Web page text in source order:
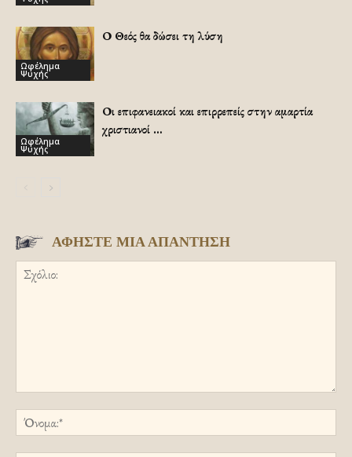
Ωφέλημα
Ψυχής
Ο Θεός θα δώσει τη λύση
Ωφέλημα
Ψυχής
Οι επιφανειακοί και επιρρεπείς στην αμαρτία
χριστιανοί …
ΑΦΗΣΤΕ ΜΙΑ ΑΠΑΝΤΗΣΗ